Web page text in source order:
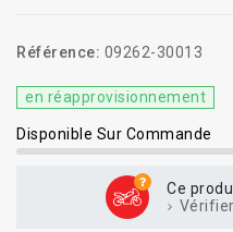
Référence: 09262-30013
en réapprovisionnement
Disponible Sur Commande
Ce